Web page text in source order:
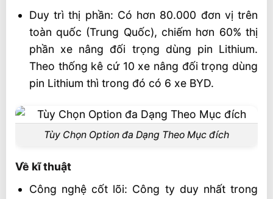
Phục vụ kịp thời
Sửa chữa gấp
Dịch vụ kiểm tra sự cố
Liên hệ mua sản phẩm
Duy trì thị phần: Có hơn 80.000 đơn vị trên
toàn quốc (Trung Quốc), chiếm hơn 60% thị
phần xe nâng đối trọng dùng pin Lithium.
Theo thống kê cứ 10 xe nâng đối trọng dùng
pin Lithium thì trong đó có 6 xe BYD.
Tùy Chọn Option đa Dạng Theo Mục đích
Về kĩ thuật
Công nghệ cốt lõi: Công ty duy nhất trong